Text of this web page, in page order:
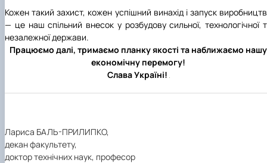
Кожен такий захист, кожен успішний винахід і запуск
— це наш спільний внесок у розбудову сильної, технологічної
незалежної держави.
Працюємо далі, тримаємо планку якості та наближаємо нашу
економічну перемогу!
Слава Україні!
Лариса БАЛЬ-ПРИЛИПКО,
декан факультету,
доктор технічних наук, професор